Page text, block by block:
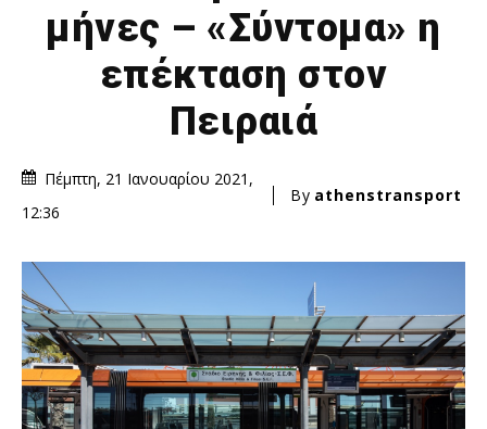
μήνες – «Σύντομα» η
επέκταση στον
Πειραιά
Πέμπτη, 21 Ιανουαρίου 2021,
12:36
By athenstransport